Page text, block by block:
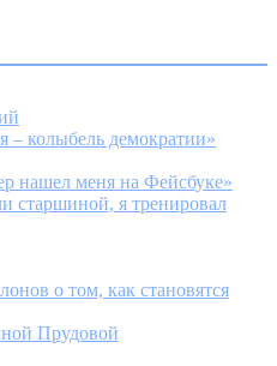
– колыбель демократии»
нашел меня на Фейсбуке»
старшиной, я тренировал
о том, как становятся
Прудовой